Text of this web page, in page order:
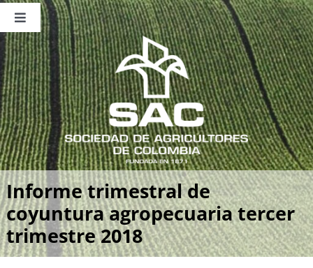
Saltar
contenido
Toggle
Navigation
Nosotros
Publicaciones
Sala de Prensa
Eventos
Informe trimestral de
coyuntura agropecuaria tercer
trimestre 2018